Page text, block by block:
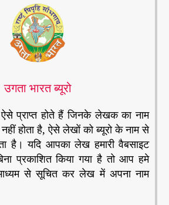
उगता भारत ब्यूरो
प्राप्त होते हैं जिनके लेखक का नाम
होता है, ऐसे लेखों को ब्यूरो के नाम से
है। यदि आपका लेख हमारी वैबसाइट
प्रकाशित किया गया है तो आप हमे
से सूचित कर लेख में अपना नाम